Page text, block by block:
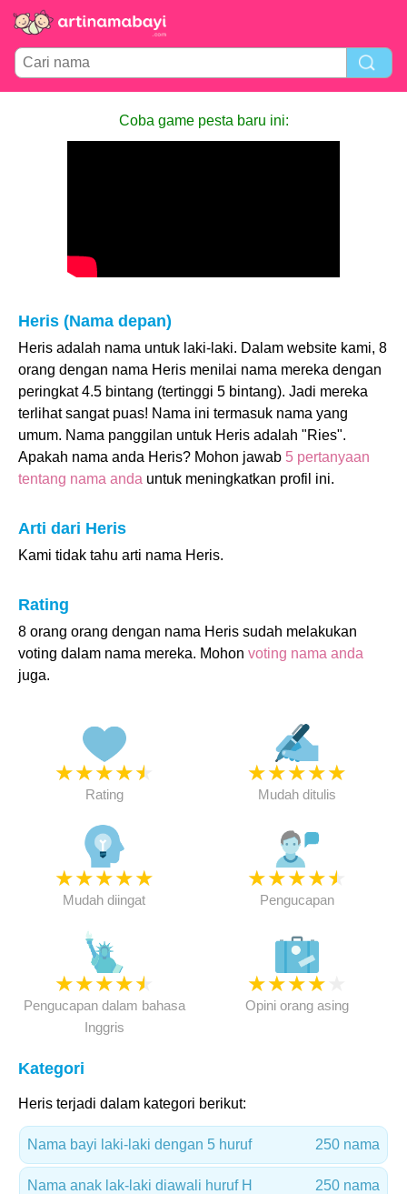
Coba game pesta baru ini:
Heris (Nama depan)
Heris adalah nama untuk laki-laki. Dalam website kami, 8
orang dengan nama Heris menilai nama mereka dengan
peringkat 4.5 bintang (tertinggi 5 bintang). Jadi mereka
terlihat sangat puas! Nama ini termasuk nama yang
umum. Nama panggilan untuk Heris adalah "Ries".
Apakah nama anda Heris? Mohon jawab 5 pertanyaan
tentang nama anda untuk meningkatkan profil ini.
Arti dari Heris
Kami tidak tahu arti nama Heris.
Rating
8 orang orang dengan nama Heris sudah melakukan
voting dalam nama mereka. Mohon voting nama anda
juga.
★★★★★
Rating
★★★★★
Mudah ditulis
★★★★★
Mudah diingat
★★★★★
Pengucapan
★★★★★
Pengucapan dalam bahasa
Inggris
★★★★
Opini orang asing
Kategori
Heris terjadi dalam kategori berikut:
Nama bayi laki-laki dengan 5 huruf 250 nama
Nama anak lak-laki diawali huruf H 250 nama